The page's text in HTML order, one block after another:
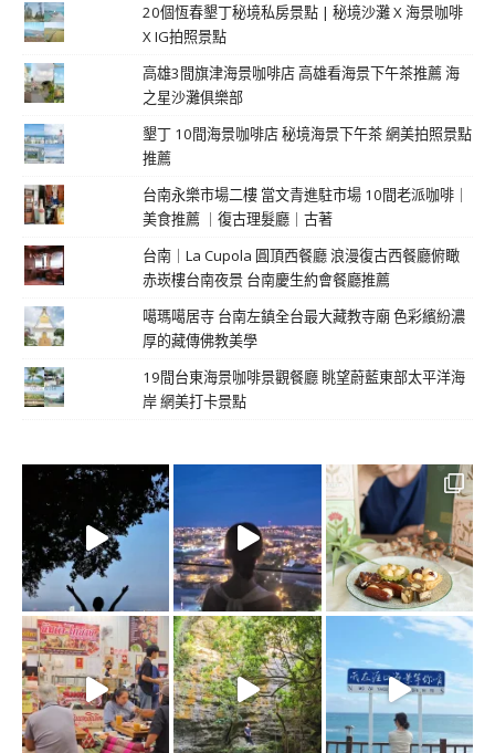
20個恆春墾丁秘境私房景點 | 秘境沙灘 X 海景咖啡
X IG拍照景點
高雄3間旗津海景咖啡店 高雄看海景下午茶推薦 海
之星沙灘俱樂部
墾丁 10間海景咖啡店 秘境海景下午茶 網美拍照景點
推薦
台南永樂市場二樓 當文青進駐市場 10間老派咖啡｜
美食推薦 ｜復古理髮廳｜古著
台南｜La Cupola 圓頂西餐廳 浪漫復古西餐廳俯瞰
赤崁樓台南夜景 台南慶生約會餐廳推薦
噶瑪噶居寺 台南左鎮全台最大藏教寺廟 色彩繽紛濃
厚的藏傳佛教美學
19間台東海景咖啡景觀餐廳 眺望蔚藍東部太平洋海
岸 網美打卡景點